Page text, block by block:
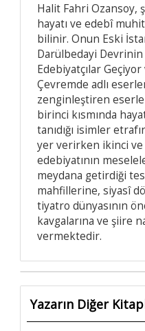
Halit Fahri Ozansoy,
hayatı ve edebî
bilinir. Onun Eski
Darülbedayi
Edebiyatçılar
Çevremde adlı
zenginleştiren
birinci kısmında
tanıdığı isimler
yer verirken ikinci ve
edebiyatının
meydana getirdiği
mahfillerine, siyasî
tiyatro dünyasının
kavgalarına ve şiire
vermektedir.
Yazarın Diğer